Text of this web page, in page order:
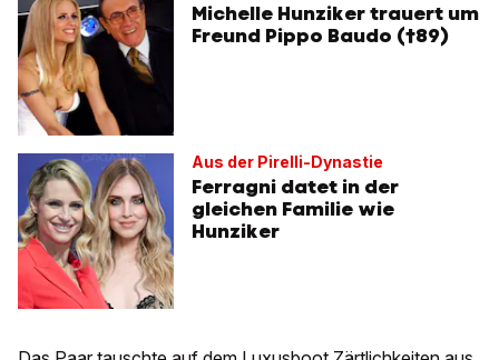
Michelle Hunziker trauert um
Freund Pippo Baudo (†89)
Aus der Pirelli-Dynastie
Ferragni datet in der
gleichen Familie wie
Hunziker